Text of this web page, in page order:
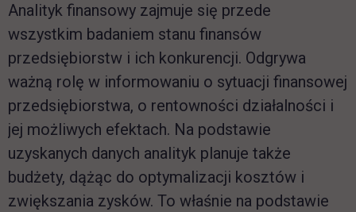
Analityk finansowy zajmuje się przede
wszystkim badaniem stanu finansów
przedsiębiorstw i ich konkurencji. Odgrywa
ważną rolę w informowaniu o sytuacji finansowej
przedsiębiorstwa, o rentowności działalności i
jej możliwych efektach. Na podstawie
uzyskanych danych analityk planuje także
budżety, dążąc do optymalizacji kosztów i
zwiększania zysków. To właśnie na podstawie